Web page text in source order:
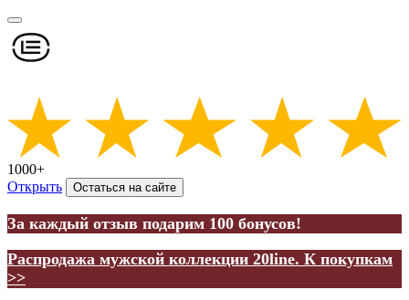
1000+
Открыть
Остаться на сайте
За каждый отзыв подарим 100 бонусов!
Распродажа мужской коллекции 20line. К покупкам
>>